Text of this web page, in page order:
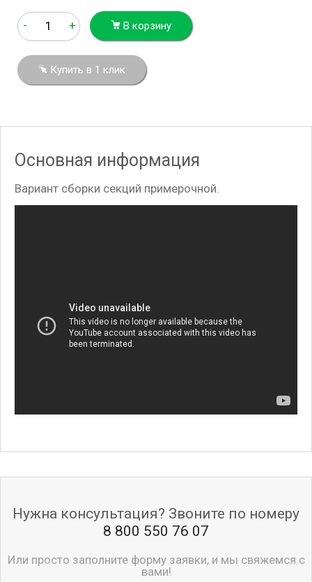
- + В корзину
Купить в 1 клик
Основная информация
Вариант сборки секций примерочной.
Нужна консультация? Звоните по номеру
8 800 550 76 07
Или просто заполните форму заявки, и мы свяжемся с
вами!